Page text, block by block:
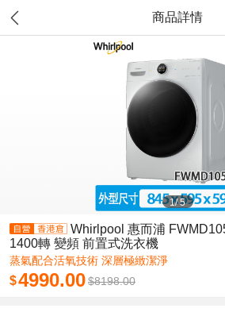
商品詳情
1/5
Whirlpool 惠而浦
1400轉 變頻 前置式洗衣機
蒸氣配合活氧技術 深層極緻潔淨
$4990.00$8198.00